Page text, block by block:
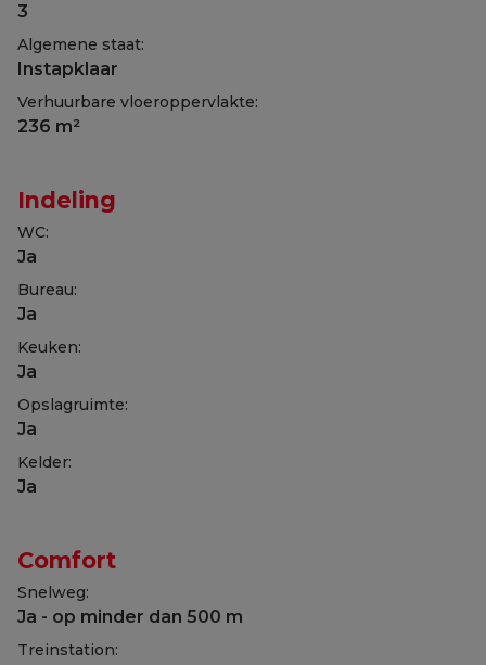
3
Algemene staat:
Instapklaar
Verhuurbare vloeroppervlakte:
236 m²
Indeling
WC:
Ja
Bureau:
Ja
Keuken:
Ja
Opslagruimte:
Ja
Kelder:
Ja
Comfort
Snelweg:
Ja - op minder dan 500 m
Treinstation: